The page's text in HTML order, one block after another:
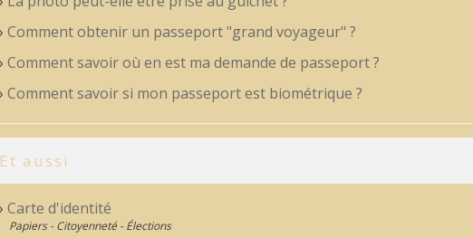
Comment obtenir un passeport "grand voyageur" ?
Comment savoir où en est ma demande de passeport ?
Comment savoir si mon passeport est biométrique ?
Et aussi
Carte d'identité
Papiers - Citoyenneté - Élections